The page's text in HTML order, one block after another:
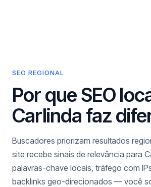
SEO REGIONAL
Por que SEO
Carlinda faz
Buscadores priorizam resultados
site recebe sinais de relevância para
palavras-chave locais, tráfego com
backlinks geo-direcionados — você